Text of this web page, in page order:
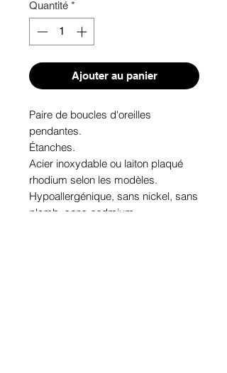
Quantité *
Ajouter au panier
Paire de boucles d'oreilles
pendantes.
Étanches.
Acier inoxydable ou laiton plaqué
rhodium selon les modèles.
Hypoallergénique, sans nickel, sans
plomb, sans cadmium.